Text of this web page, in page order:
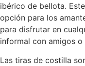
ibérico de bellota.
opción para los
para disfrutar en
informal con amigos o
Las tiras de costilla